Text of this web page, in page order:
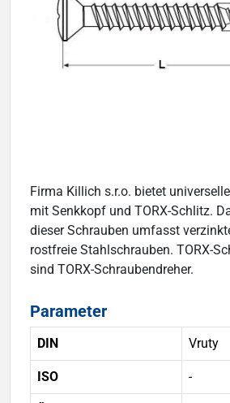
Firma Killich s.r.o. bietet
mit Senkkopf und TORX-Schlitz.
dieser Schrauben umfasst
rostfreie Stahlschrauben. TORX-
sind TORX-Schraubendreher.
Parameter
DIN Vruty
ISO -